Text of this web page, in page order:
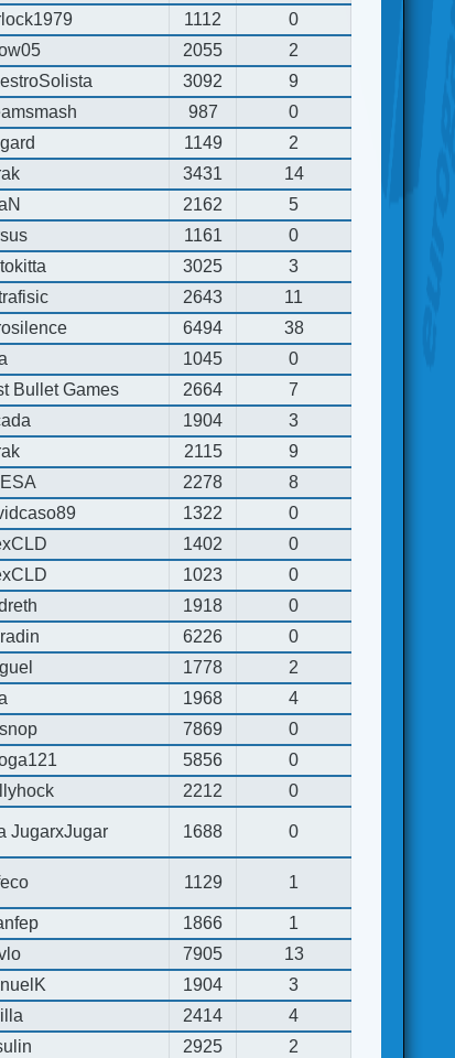
1112
0
2055
2
3092
9
987
0
1149
2
3431
14
2162
5
1161
0
3025
3
2643
11
6494
38
1045
0
Bullet Games 2664
7
1904
3
2115
9
2278
8
1322
0
1402
0
1023
0
1918
0
6226
0
1778
2
1968
4
7869
0
5856
0
2212
0
JugarxJugar 1688 0
1129 1
1866
1
7905
13
1904
3
2414
4
2925 2